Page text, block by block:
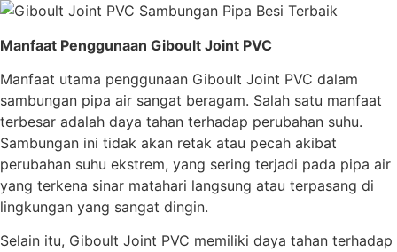
Manfaat Penggunaan Giboult Joint PVC
Manfaat utama penggunaan Giboult Joint PVC dalam
sambungan pipa air sangat beragam. Salah satu manfaat
terbesar adalah daya tahan terhadap perubahan suhu.
Sambungan ini tidak akan retak atau pecah akibat
perubahan suhu ekstrem, yang sering terjadi pada pipa air
yang terkena sinar matahari langsung atau terpasang di
lingkungan yang sangat dingin.
Selain itu, Giboult Joint PVC memiliki daya tahan terhadap